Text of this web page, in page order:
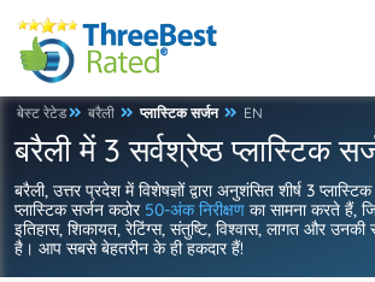
बेस्ट रेटेड बरैली प्लास्टिक सर्जन EN
बरैली में 3 सर्वश्रेष्ठ प्लास्टिक
बरैली, उत्तर प्रदेश में विशेषज्ञों द्वारा अनुशंसित शीर्ष 3
प्लास्टिक सर्जन कठोर 50-अंक निरीक्षण का सामना करते हैं,
इतिहास, शिकायत, रेटिंग्स, संतुष्टि, विश्वास, लागत और उनकी
है। आप सबसे बेहतरीन के ही हकदार हैं!